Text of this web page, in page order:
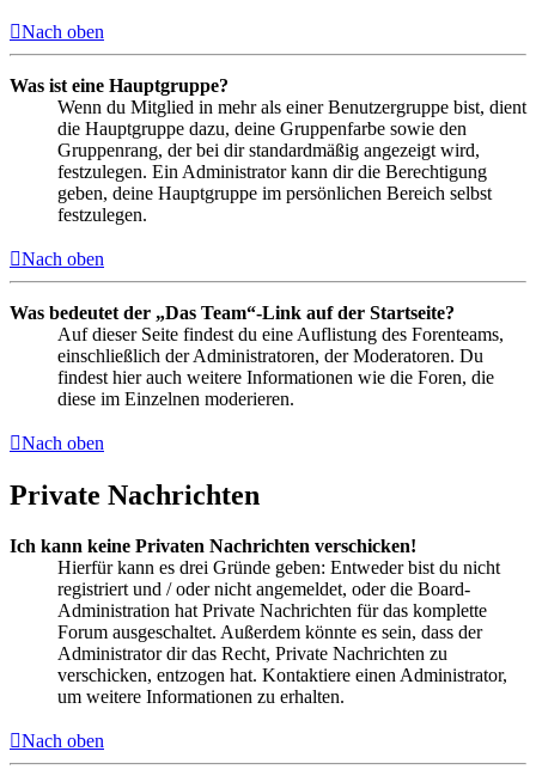
Nach oben
Was ist eine Hauptgruppe?
Wenn du Mitglied in mehr als einer Benutzergruppe bist, dient
die Hauptgruppe dazu, deine Gruppenfarbe sowie den
Gruppenrang, der bei dir standardmäßig angezeigt wird,
festzulegen. Ein Administrator kann dir die Berechtigung
geben, deine Hauptgruppe im persönlichen Bereich selbst
festzulegen.
Nach oben
Was bedeutet der „Das Team“-Link auf der Startseite?
Auf dieser Seite findest du eine Auflistung des Forenteams,
einschließlich der Administratoren, der Moderatoren. Du
findest hier auch weitere Informationen wie die Foren, die
diese im Einzelnen moderieren.
Nach oben
Private Nachrichten
Ich kann keine Privaten Nachrichten verschicken!
Hierfür kann es drei Gründe geben: Entweder bist du nicht
registriert und / oder nicht angemeldet, oder die Board-
Administration hat Private Nachrichten für das komplette
Forum ausgeschaltet. Außerdem könnte es sein, dass der
Administrator dir das Recht, Private Nachrichten zu
verschicken, entzogen hat. Kontaktiere einen Administrator,
um weitere Informationen zu erhalten.
Nach oben